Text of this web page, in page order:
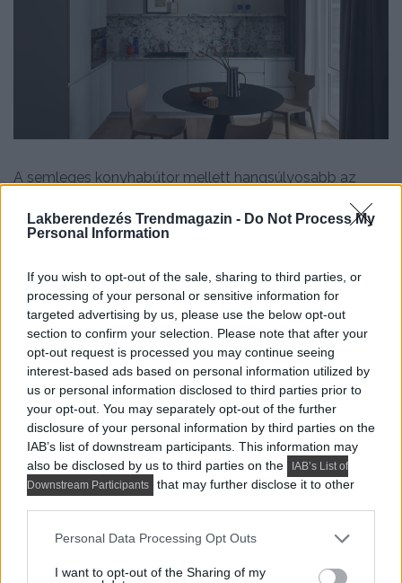
Lakberendezés Trendmagazin - Do Not Process My
Personal Information
If you wish to opt-out of the sale, sharing to third parties, or
processing of your personal or sensitive information for
targeted advertising by us, please use the below opt-out
section to confirm your selection. Please note that after your
opt-out request is processed you may continue seeing
interest-based ads based on personal information utilized by
us or personal information disclosed to third parties prior to
your opt-out. You may separately opt-out of the further
disclosure of your personal information by third parties on the
IAB’s list of downstream participants. This information may
also be disclosed by us to third parties on the
IAB’s List of
Downstream Participants
that may further disclose it to other
Please note that this website/app uses one or more Google
not limited to your visit or usage behaviour. You may click to
Personal Data Processing Opt Outs
I want to opt-out of the Sharing of my
A semleges konyhabútor mellett hangsúlyosabb az
vonalvezetésű asztal alkotják. Az eltérő formák és